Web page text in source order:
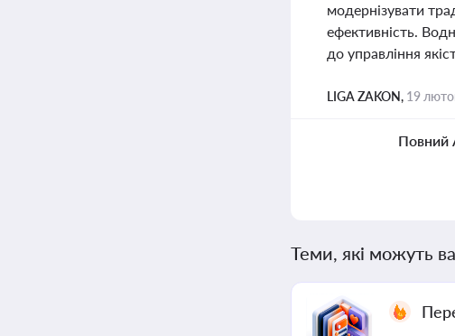
модернізувати
ефективність.
до управління
LIGA ZAKON, 19
Повний
Теми, які можуть